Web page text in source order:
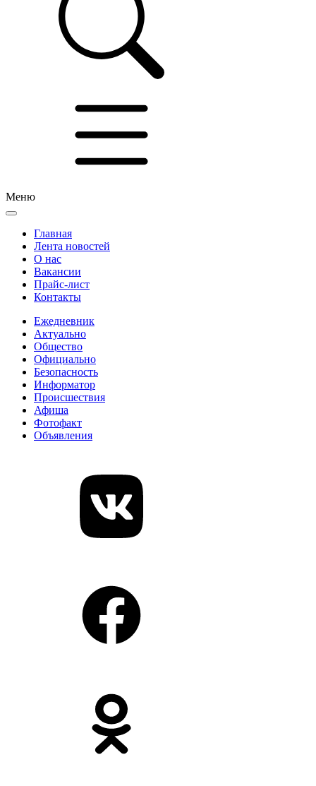
Меню
Главная
Лента новостей
О нас
Вакансии
Прайс-лист
Контакты
Ежедневник
Актуально
Общество
Официально
Безопасность
Информатор
Происшествия
Афиша
Фотофакт
Объявления